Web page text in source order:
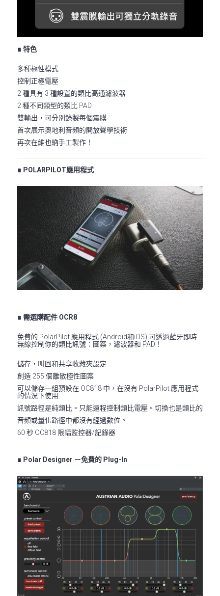
∎ 特色
多種極性模式
控制正極電壓
2 種具有 3 種設置的類比高通濾波器
2 種不同類型的類比 PAD
雙輸出，可分別錄製每個震膜
首次展示奧地利音頻的開放聲學技術
再次在維也納手工製作！
∎ POLARPILOT應用程式
∎ 需選購配件 OCR8
免費的 PolarPilot 應用程式 (Android和iOS) 可透過藍牙即時
無線控制你的類比訊號：圖案，濾波器和 PAD！
儲存，叫回和共享收藏夾設定
創造 255 個離散極性圖案
可以儲存一組預設在 OC818 中，在沒有 PolarPilot 應用程式
的情況下使用
訊號路徑是純類比。只能遠程控制類比電壓。切換也是類比的
音頻或量化路徑中都沒有經過數位。
60 秒 OC818 限幅監控器/記錄器
∎ Polar Designer －免費的 Plug-In